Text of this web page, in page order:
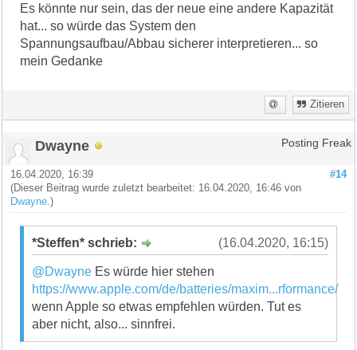
Es könnte nur sein, das der neue eine andere Kapazität
hat... so würde das System den
Spannungsaufbau/Abbau sicherer interpretieren... so
mein Gedanke
Zitieren
Dwayne Posting Freak
#14
16.04.2020, 16:39
(Dieser Beitrag wurde zuletzt bearbeitet: 16.04.2020, 16:46 von
Dwayne .)
(16.04.2020, 16:15)
*Steffen* schrieb:
@Dwayne Es würde hier stehen
https://www.apple.com/de/batteries/maxim...rformance/
wenn Apple so etwas empfehlen würden. Tut es
aber nicht, also... sinnfrei.